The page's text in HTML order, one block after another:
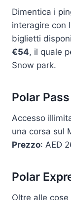
Dimentica i
interagire con
biglietti
€54, il quale
Snow park.
Polar Pass
Accesso
una corsa sul
Prezzo: AED
Polar
Oltre alle